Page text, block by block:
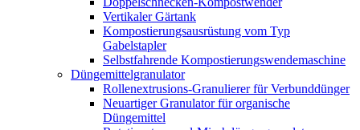
Vertikaler Gärtank
Kompostierungsausrüstung vom Typ
Gabelstapler
Selbstfahrende Kompostierungswendemaschine
Düngemittelgranulator
Rollenextrusions-Granulierer für Verbunddünger
Neuartiger Granulator für organische
Düngemittel